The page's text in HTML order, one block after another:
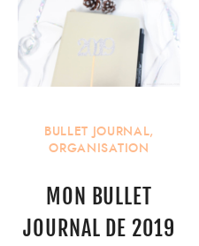
BULLET JOURNAL,
ORGANISATION
MON BULLET
JOURNAL DE 2019